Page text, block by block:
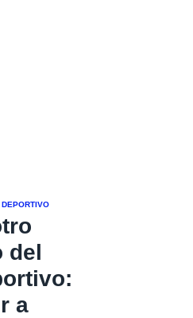
del
a